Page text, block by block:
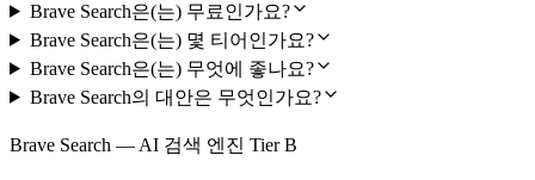
Brave Search은(는) 무료인가요?
Brave Search은(는) 몇 티어인가요?
Brave Search은(는) 무엇에 좋나요?
Brave Search의 대안은 무엇인가요?
Brave Search — AI 검색 엔진 Tier B